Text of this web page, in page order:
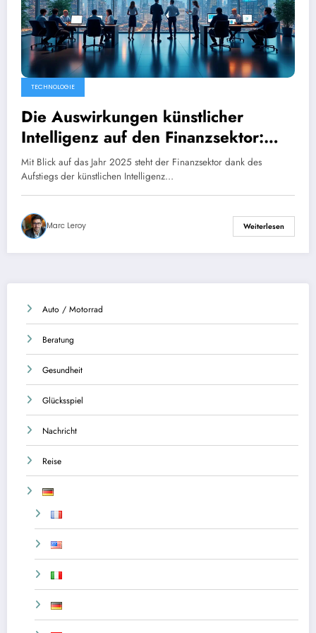
TECHNOLOGIE
Die Auswirkungen künstlicher
Intelligenz auf den Finanzsektor:
eine unerlässliche
Weiterentwicklung für Unternehmen
Mit Blick auf das Jahr 2025 steht der Finanzsektor dank des
Aufstiegs der künstlichen Intelligenz…
Marc Leroy Weiterlesen
Auto / Motorrad
Beratung
Gesundheit
Glücksspiel
Nachricht
Reise